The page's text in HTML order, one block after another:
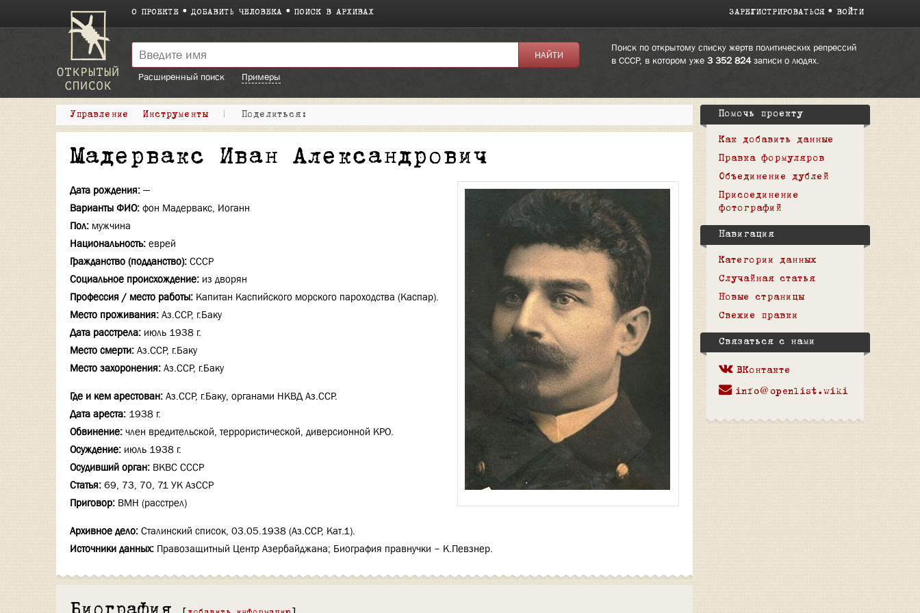
О ПРОЕКТЕ ДОБАВИТЬ ЧЕЛОВЕКА ПОИСК В АРХИВАХ ЗАРЕГИСТРИРОВАТЬСЯ ВОЙТИ
Поиск по открытому списку жертв политических репрессий
в СССР, в котором уже 3 352 824записи о людях.
Расширенный поиск
Примеры
Управление Инструменты | Поделиться:
Мадервакс Иван Александрович
Дата рождения: —
Варианты ФИО: фон Мадервакс, Иоганн
Пол: мужчина
Национальность: еврей
Гражданство (подданство): СССР
Социальное происхождение: из дворян
Профессия / место работы: Капитан Каспийского морского пароходства (Каспар).
Место проживания: Аз.ССР, г.Баку
Дата расстрела: июль 1938 г.
Место смерти: Аз.ССР, г.Баку
Место захоронения: Аз.ССР, г.Баку
Где и кем арестован: Аз.ССР, г.Баку, органами НКВД Аз.ССР.
Дата ареста: 1938 г.
Обвинение: член вредительской, террористической, диверсионной КРО.
Осуждение: июль 1938 г.
Осудивший орган: ВКВС СССР
Статья: 69, 73, 70, 71 УК АзССР
Приговор: ВМН (расстрел)
Архивное дело: Сталинский список, 03.05.1938 (Аз.ССР, Кат.1).
Источники данных: Правозащитный Центр Азербайджана; Биография правнучки – К.Певзнер.
Помочь проекту
Как добавить данные
Правка формуляров
Объединение дублей
Присоединение
фотографий
Навигация
Категории данных
Случайная статья
Новые страницы
Свежие правки
Связаться с нами
ВКонтакте
info@openlist.wiki